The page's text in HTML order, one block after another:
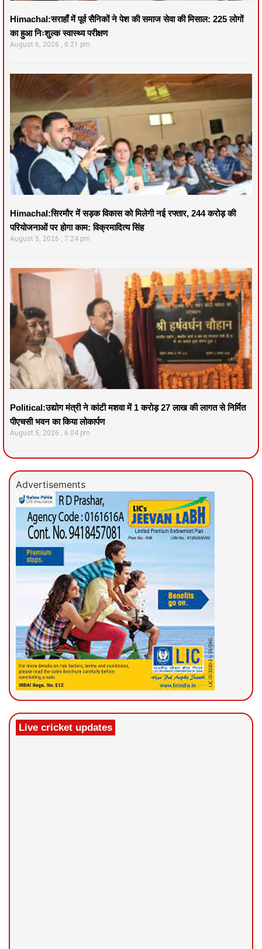
Himachal:सराहाँ में पूर्व सैनिकों ने पेश की समाज सेवा की मिसाल: 225 लोगों
का हुआ निःशुल्क स्वास्थ्य परीक्षण
August 6, 2026 6:21 pm
Himachal:सिरमौर में सड़क विकास को मिलेगी नई रफ्तार, 244 करोड़ की
परियोजनाओं पर होगा काम: विक्रमादित्य सिंह
August 5, 2026 7:24 pm
Political:उद्योग मंत्री ने कांटी मशवा में 1 करोड़ 27 लाख की लागत से निर्मित
पीएचसी भवन का किया लोकार्पण
August 5, 2026 6:04 pm
Advertisements
Live cricket updates